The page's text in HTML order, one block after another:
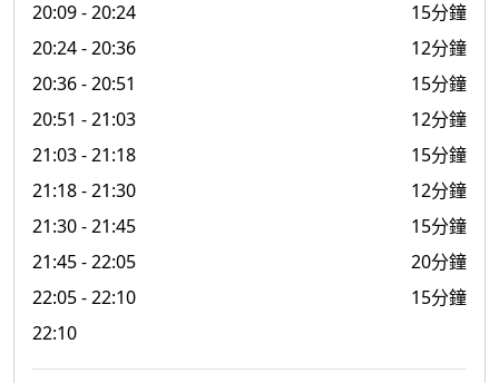
20:09- 20:24
15分鐘
20:24- 20:36
12分鐘
20:36- 20:51
15分鐘
20:51 - 21:03
12分鐘
21:03- 21:18
15分鐘
21:18- 21:30
12分鐘
21:30- 21:45
15分鐘
21:45- 22:05
20分鐘
22:05- 22:10
15分鐘
22:10